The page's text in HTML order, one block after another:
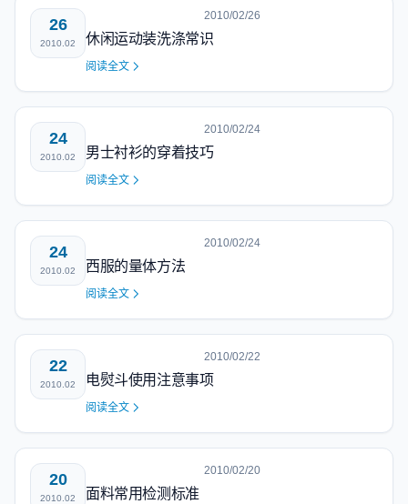
26
2010.02
2010/02/26
休闲运动装洗涤常识
阅读全文
24
2010.02
2010/02/24
男士衬衫的穿着技巧
阅读全文
24
2010.02
2010/02/24
西服的量体方法
阅读全文
22
2010.02
2010/02/22
电熨斗使用注意事项
阅读全文
20
2010.02
2010/02/20
面料常用检测标准